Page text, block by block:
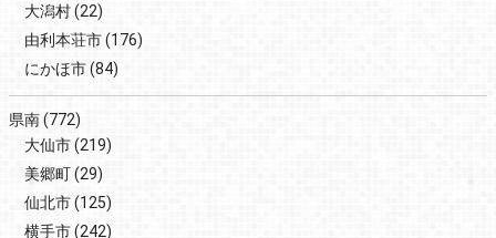
大潟村(22)
由利本荘市(176)
にかほ市(84)
県南(772)
大仙市(219)
美郷町(29)
仙北市(125)
横手市(242)